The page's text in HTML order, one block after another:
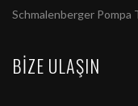
Schmalenberger
BIZE ULAŞIN